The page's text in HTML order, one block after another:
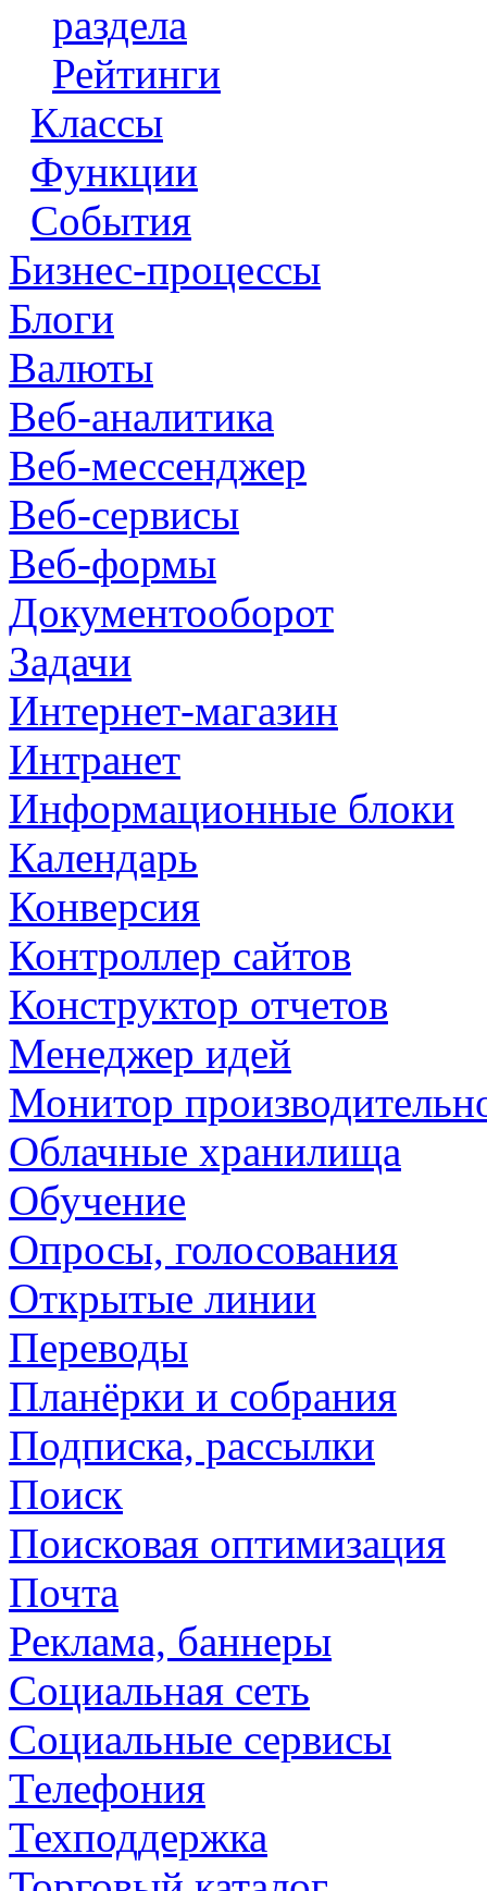
раздела
Рейтинги
Классы
Функции
События
Бизнес-процессы
Блоги
Валюты
Веб-аналитика
Веб-мессенджер
Веб-сервисы
Веб-формы
Документооборот
Задачи
Интернет-магазин
Интранет
Информационные блоки
Календарь
Конверсия
Контроллер сайтов
Конструктор отчетов
Менеджер идей
Монитор
Облачные хранилища
Обучение
Опросы, голосования
Открытые линии
Переводы
Планёрки и собрания
Подписка, рассылки
Поиск
Поисковая оптимизация
Почта
Реклама, баннеры
Социальная сеть
Социальные сервисы
Телефония
Техподдержка